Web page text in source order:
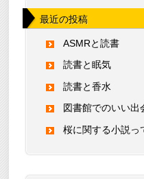
最近の投稿
ASMRと読書
読書と眠気
読書と香水
図書館でのいい出
桜に関する小説っ